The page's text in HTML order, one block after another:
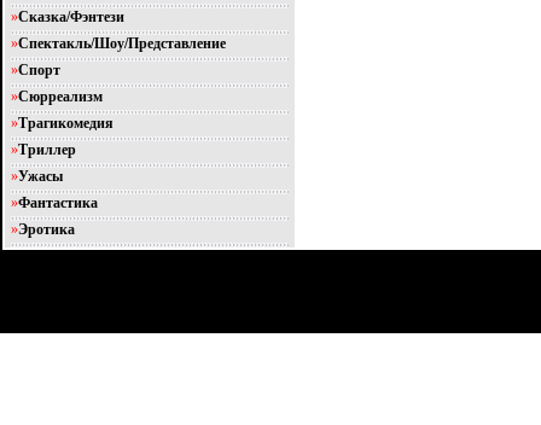
»Сказка/Фэнтези
»Спектакль/Шоу/Представление
»Спорт
»Сюрреализм
»Трагикомедия
»Триллер
»Ужасы
»Фантастика
»Эротика